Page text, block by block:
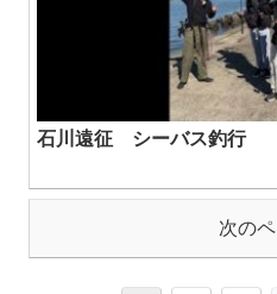
石川遠征 シーバス釣行
次の